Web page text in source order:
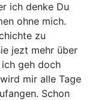
ich denke Du
ohne mich.
zu
jezt mehr über
geh doch
mir alle Tage
Schon